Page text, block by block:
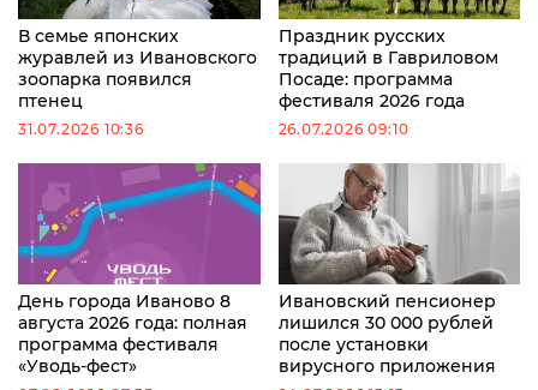
В семье японских
журавлей из Ивановского
зоопарка появился
птенец
31.07.2026 10:36
Праздник русских
традиций в Гавриловом
Посаде: программа
фестиваля 2026 года
26.07.2026 09:10
День города Иваново 8
августа 2026 года: полная
программа фестиваля
«Уводь-фест»
Ивановский пенсионер
лишился 30 000 рублей
после установки
вирусного приложения